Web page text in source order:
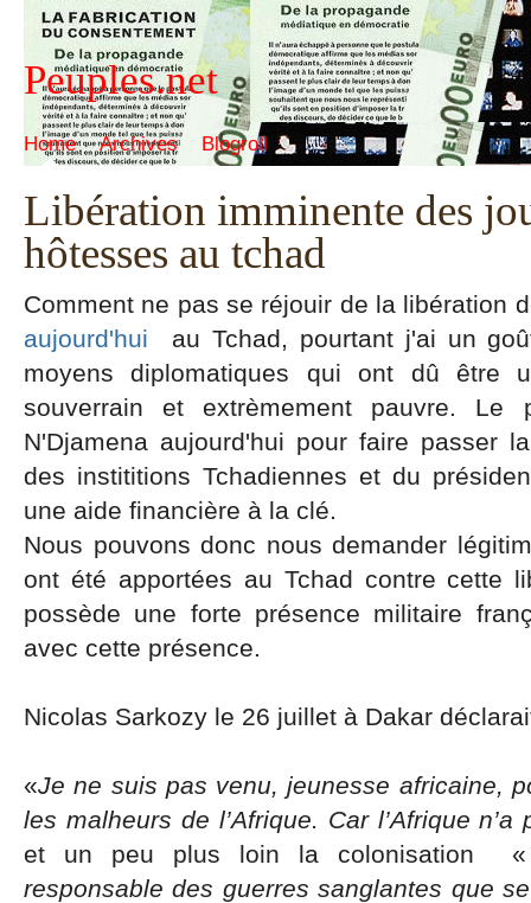
Peuples.net
Home Archives Blogroll
Libération imminente des
hôtesses au tchad
Comment ne pas se réjouir de la libération
aujourd'hui
au Tchad, pourtant j'ai un
moyens diplomatiques qui ont dû être
souverrain et extrèmement pauvre.
N'Djamena aujourd'hui pour faire passer
des instititions Tchadiennes et du
une aide financière à la clé.
Nous pouvons donc nous demander
ont été apportées au Tchad contre cette
possède une forte présence militaire
avec cette présence.
Nicolas Sarkozy le 26 juillet à Dakar
«Je ne suis pas venu, jeunesse africaine,
les malheurs de l’Afrique. Car l’Afrique
et un peu plus loin la colonisation
responsable des guerres sanglantes que